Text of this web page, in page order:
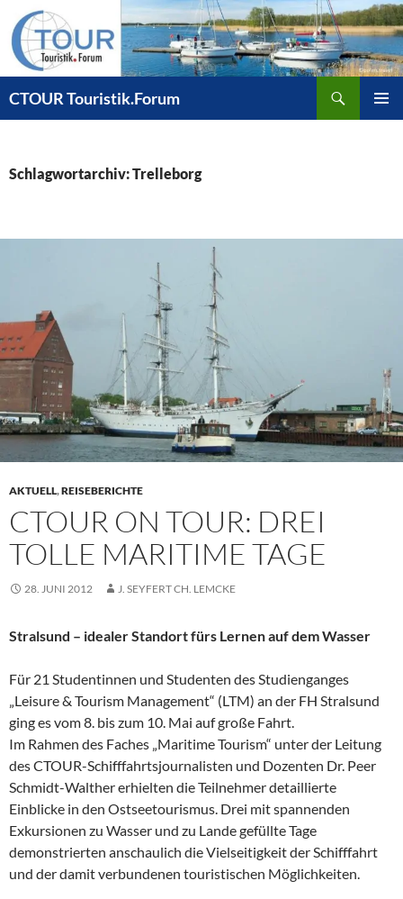
Inhalt
springen
CTOUR Touristik.Forum
Schlagwortarchiv: Trelleborg
AKTUELL,REISEBERICHTE
CTOUR ON TOUR: DREI
TOLLE MARITIME TAGE
28. JUNI 2012 J. SEYFERT CH. LEMCKE
Stralsund – idealer Standort fürs Lernen auf dem Wasser
Für 21 Studentinnen und Studenten des Studienganges
„Leisure & Tourism Management“ (LTM) an der FH Stralsund
ging es vom 8. bis zum 10. Mai auf große Fahrt.
Im Rahmen des Faches „Maritime Tourism“ unter der Leitung
des CTOUR-Schifffahrtsjournalisten und Dozenten Dr. Peer
Schmidt-Walther erhielten die Teilnehmer detaillierte
Einblicke in den Ostseetourismus. Drei mit spannenden
Exkursionen zu Wasser und zu Lande gefüllte Tage
demonstrierten anschaulich die Vielseitigkeit der Schifffahrt
und der damit verbundenen touristischen Möglichkeiten.